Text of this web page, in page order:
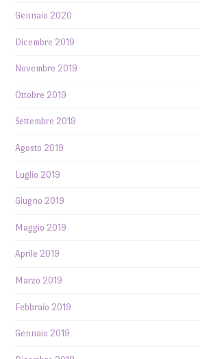
Gennaio 2020
Dicembre 2019
Novembre 2019
Ottobre 2019
Settembre 2019
Agosto 2019
Luglio 2019
Giugno 2019
Maggio 2019
Aprile 2019
Marzo 2019
Febbraio 2019
Gennaio 2019